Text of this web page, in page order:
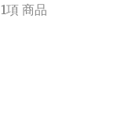
1項 商品